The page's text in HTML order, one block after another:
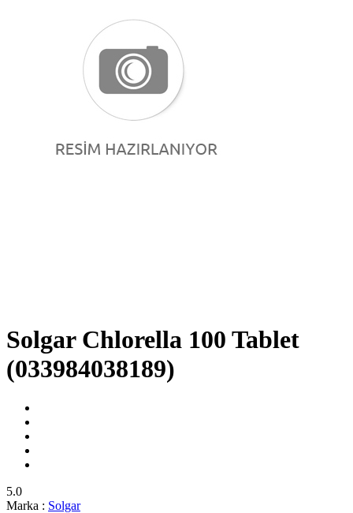
Solgar Chlorella 100 Tablet
(033984038189)
5.0
Marka : Solgar